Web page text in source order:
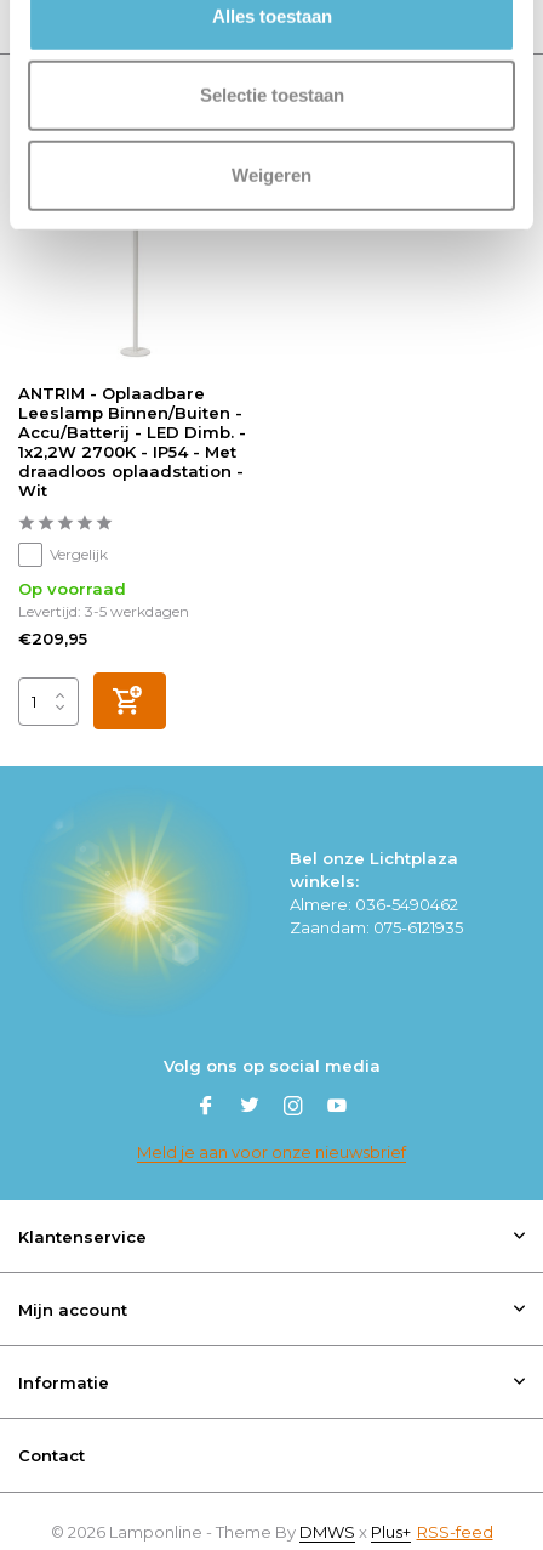
Alles toestaan
Selectie toestaan
Weigeren
ANTRIM - Oplaadbare
Leeslamp Binnen/Buiten -
Accu/Batterij - LED Dimb. -
1x2,2W 2700K - IP54 - Met
draadloos oplaadstation -
Wit
Vergelijk
Op voorraad
Levertijd: 3-5 werkdagen
€209,95
Bel onze Lichtplaza
winkels:
Almere: 036-5490462
Zaandam: 075-6121935
Volg ons op social media
Meld je aan voor onze nieuwsbrief
Klantenservice
Mijn account
Informatie
Contact
© 2026 Lamponline - Theme By DMWS x Plus+ RSS-feed